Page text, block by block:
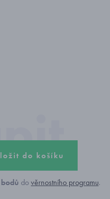
do košíku
bodů dověrnostního programu.